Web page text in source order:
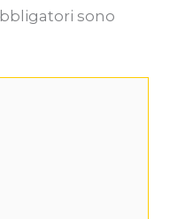
sono